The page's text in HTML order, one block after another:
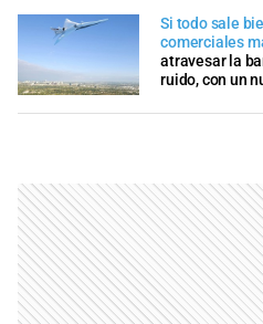
Si todo sale
comerciales
atravesar la
ruido, con un